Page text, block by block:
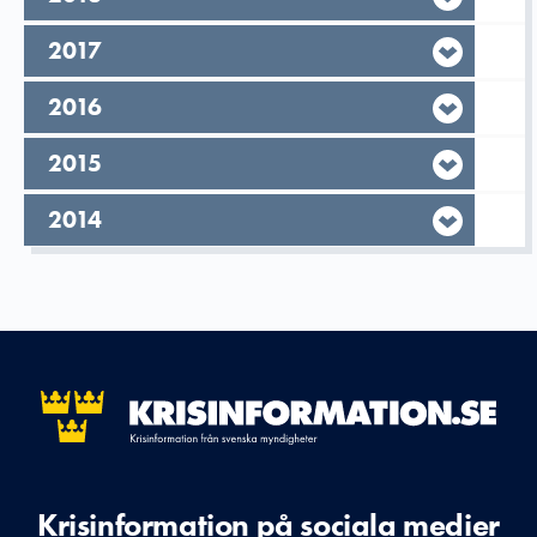
År,
2017
År,
2016
År,
2015
År,
2014
Krisinformation på sociala medier